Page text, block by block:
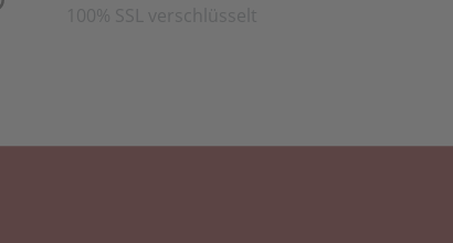
100% SSL verschlüsselt